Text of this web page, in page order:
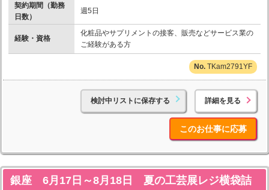
契約期間（勤務
日数）
週5日
経験・資格
化粧品やサプリメントの接客、販売などサービス業の
ご経験がある方
TKam2791YF
検討中リストに保存する 詳細を見る
このお仕事に応募
銀座 6月17日～8月18日 夏の工芸展レジ横袋詰